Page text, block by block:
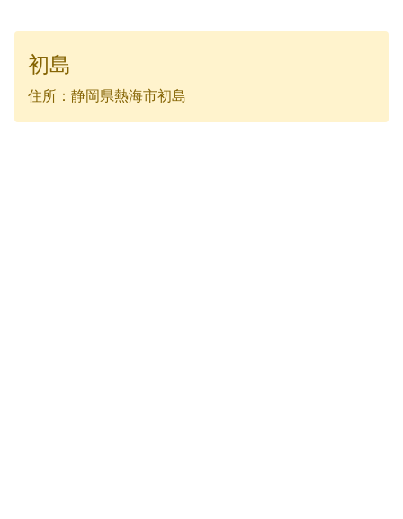
初島
住所：静岡県熱海市初島